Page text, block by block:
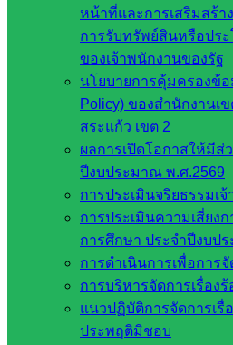
หน้าที่และการเสริมสร้
การรับทรัพย์สินหรือปร
ของเจ้าพนักงานของรัฐ
นโยบายการคุ้มครองข้
Policy) ของสำนักงาน
สระแก้ว เขต 2
ผลการเปิดโอกาสให้มีส่
ปีงบประมาณ พ.ศ.2569
การประเมินจริยธรรมเ
การประเมินความเสี่ยง
การศึกษา ประจำปีงบป
การดำเนินการเพื่อการ
การบริหารจัดการเรื่องร้
แนวปฏิบัติการจัดการเรื่
ประพฤติมิชอบ
ศึกษาธิการ